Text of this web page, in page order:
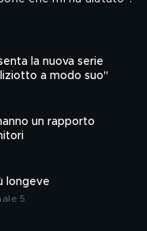
la nuova serie
a modo suo"
un rapporto
longeve
5